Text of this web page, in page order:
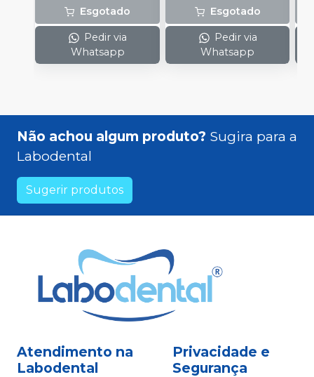
Esgotado
Pedir via
Whatsapp
Esgotado
Pedir via
Whatsapp
Não achou algum produto? Sugira para a
Labodental
Sugerir produtos
Atendimento na
Labodental
Privacidade e
Segurança